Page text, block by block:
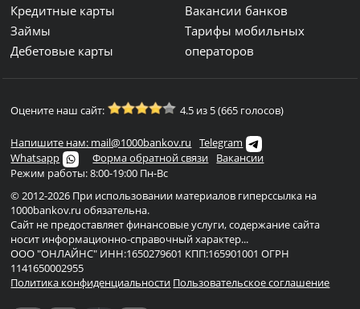
Кредитные карты
Займы
Дебетовые карты
Вакансии банков
Тарифы мобильных
операторов
Оцените наш сайт: 4.5 из 5 (665 голосов)
Напишите нам: mail@1000bankov.ru
Telegram
Whatsapp
Форма обратной связи
Вакансии
Режим работы: 8:00-19:00 Пн-Вс
© 2012-2026 При использовании материалов гиперссылка на
1000bankov.ru обязательна.
Сайт не предоставляет финансовые услуги, содержание сайта
носит информационно-справочный характер...
ООО "ОНЛАЙНС" ИНН:1650279601 КПП:165901001 ОГРН
1141650002955
Политика конфиденциальности Пользовательское соглашение